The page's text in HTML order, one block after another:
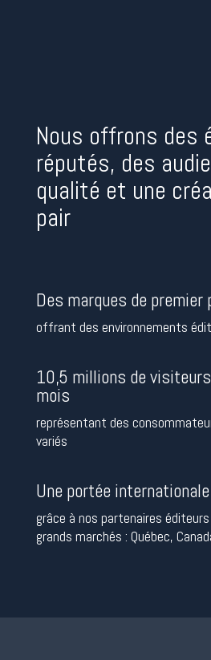
Nous offrons des
réputés, des
qualité et une
pair
Des marques de premier
offrant des environnements
10,5 millions de
mois
représentant des
variés
Une portée internationale
grâce à nos partenaires
grands marchés : Québec,